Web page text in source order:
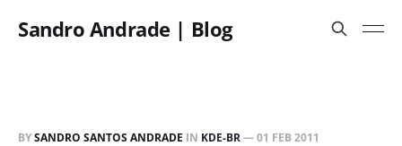
Sandro Andrade | Blog
BYSANDRO SANTOS ANDRADE IN KDE-BR—01 FEB 2011